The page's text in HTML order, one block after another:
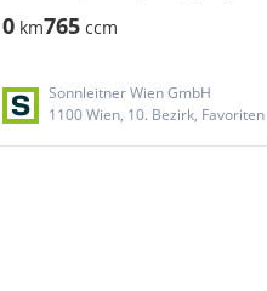
0 km765 ccm
Sonnleitner Wien GmbH
1100 Wien, 10. Bezirk, Favoriten